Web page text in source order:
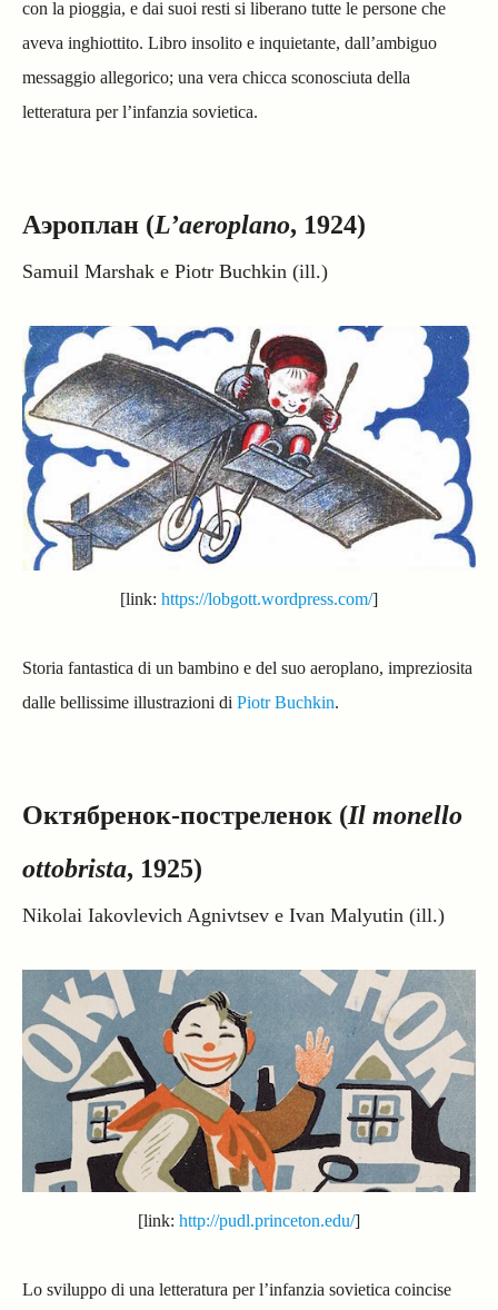
con la pioggia, e dai suoi resti si liberano tutte le persone che
aveva inghiottito. Libro insolito e inquietante, dall’ambiguo
messaggio allegorico; una vera chicca sconosciuta della
letteratura per l’infanzia sovietica.
Аэроплан (L’aeroplano, 1924)
Samuil Marshak e Piotr Buchkin (ill.)
[link: https://lobgott.wordpress.com/]
Storia fantastica di un bambino e del suo aeroplano, impreziosita
dalle bellissime illustrazioni di Piotr Buchkin.
Октябренок-постреленок (Il monello
ottobrista, 1925)
Nikolai Iakovlevich Agnivtsev e Ivan Malyutin (ill.)
[link: http://pudl.princeton.edu/]
Lo sviluppo di una letteratura per l’infanzia sovietica coincise